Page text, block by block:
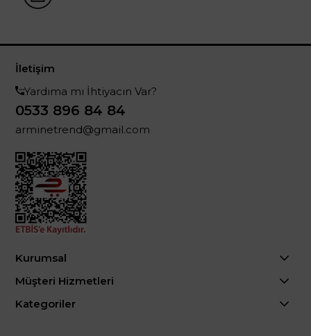
İletişim
Yardıma mı İhtiyacın Var?
0533 896 84 84
arminetrend@gmail.com
Kurumsal
Müşteri Hizmetleri
Kategoriler